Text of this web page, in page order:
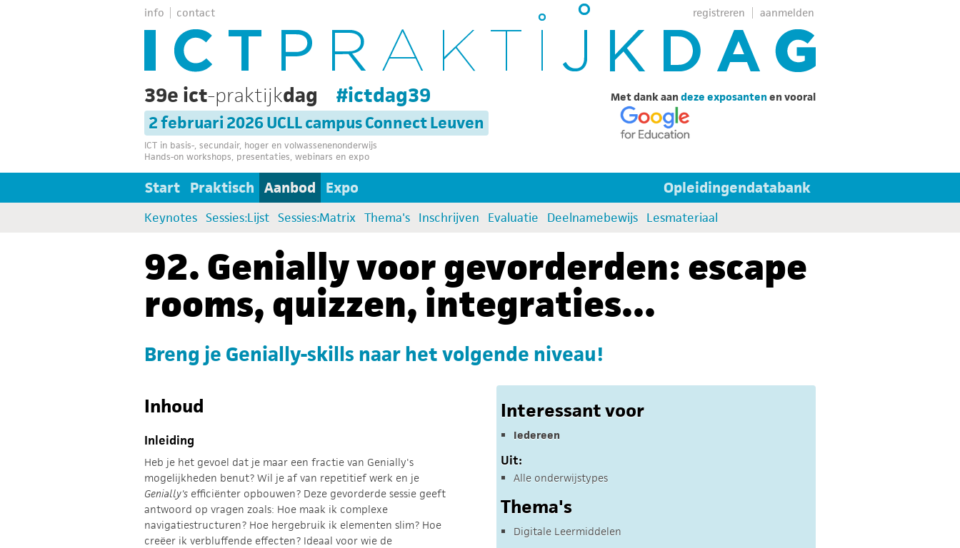
info contact aanmelden
registreren
Met dank aan deze exposantenen vooral
39e ict-praktijkdag #ictdag39
2 februari 2026 UCLL campus Connect Leuven
ICT in basis-, secundair, hoger en volwassenenonderwijs
Hands-on workshops, presentaties, webinars en expo
Start Praktisch Aanbod Expo Opleidingendatabank
Keynotes Sessies:Lijst Sessies:Matrix Thema's Inschrijven Evaluatie Deelnamebewijs Lesmateriaal
92. Genially voor gevorderden: escape
rooms, quizzen, integraties...
Breng je Genially-skills naar het volgende niveau!
Inhoud
Inleiding
Heb je het gevoel dat je maar een fractie van Genially's
mogelijkheden benut? Wil je af van repetitief werk en je
Genially's efficiënter opbouwen? Deze gevorderde sessie geeft
antwoord op vragen zoals: Hoe maak ik complexe
navigatiestructuren? Hoe hergebruik ik elementen slim? Hoe
creëer ik verbluffende effecten? Ideaal voor wie de
Interessant voor
Iedereen
Uit:
Alle onderwijstypes
Thema's
Digitale Leermiddelen